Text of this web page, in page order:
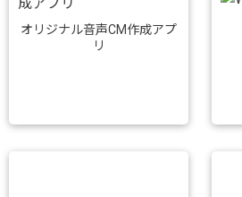
オリジナル音声CM作成アプ
リ